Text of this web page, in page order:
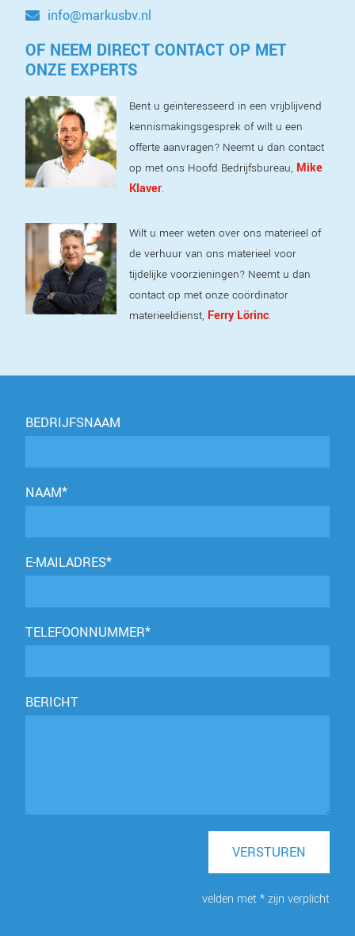
info@markusbv.nl
OF NEEM DIRECT CONTACT OP MET
ONZE EXPERTS
Bent u geïnteresseerd in een vrijblijvend
kennismakingsgesprek of wilt u een
offerte aanvragen? Neemt u dan contact
op met ons Hoofd Bedrijfsbureau, Mike
Klaver.
Wilt u meer weten over ons materieel of
de verhuur van ons materieel voor
tijdelijke voorzieningen? Neemt u dan
contact op met onze coördinator
materieeldienst, Ferry Lörinc.
BEDRIJFSNAAM
NAAM*
E-MAILADRES*
TELEFOONNUMMER*
BERICHT
VERSTUREN
velden met * zijn verplicht